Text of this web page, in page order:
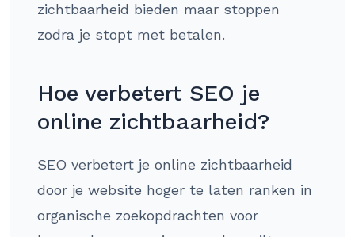
zichtbaarheid bieden maar stoppen
zodra je stopt met betalen.
Hoe verbetert SEO je
online zichtbaarheid?
SEO verbetert je online zichtbaarheid
door je website hoger te laten ranken in
organische zoekopdrachten voor